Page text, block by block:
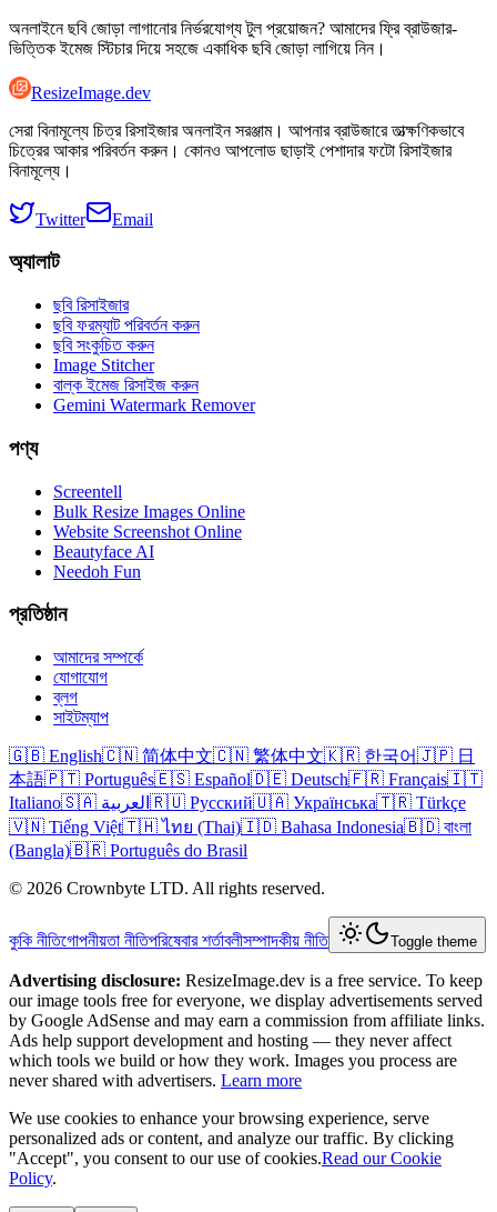
অনলাইনে ছবি জোড়া লাগানোর নির্ভরযোগ্য টুল প্রয়োজন? আমাদের ফ্রি ব্রাউজার-
ভিত্তিক ইমেজ স্টিচার দিয়ে সহজে একাধিক ছবি জোড়া লাগিয়ে নিন।
ResizeImage.dev
সেরা বিনামূল্যে চিত্র রিসাইজার অনলাইন সরঞ্জাম। আপনার ব্রাউজারে তাত্ক্ষণিকভাবে
চিত্রের আকার পরিবর্তন করুন। কোনও আপলোড ছাড়াই পেশাদার ফটো রিসাইজার
বিনামূল্যে।
Twitter Email
অ্যালাট
ছবি রিসাইজার
ছবি ফরম্যাট পরিবর্তন করুন
ছবি সংকুচিত করুন
Image Stitcher
বাল্ক ইমেজ রিসাইজ করুন
Gemini Watermark Remover
পণ্য
Screentell
Bulk Resize Images Online
Website Screenshot Online
Beautyface AI
Needoh Fun
প্রতিষ্ঠান
আমাদের সম্পর্কে
যোগাযোগ
ব্লগ
সাইটম্যাপ
🇬🇧 English🇨🇳 简体中文🇨🇳 繁体中文🇰🇷 한국어🇯🇵 日
本語🇵🇹 Português🇪🇸 Español🇩🇪 Deutsch🇫🇷 Français🇮🇹
Italiano
🇸🇦 العربية 🇷🇺 Русский🇺🇦 Українська🇹🇷 Türkçe
🇻🇳 Tiếng Việt🇹🇭 ไทย (Thai)🇮🇩 Bahasa Indonesia🇧🇩 বাংলা
(Bangla)🇧🇷 Português do Brasil
© 2026 Crownbyte LTD. All rights reserved.
কুকি নীতিগোপনীয়তা নীতিপরিষেবার শর্তাবলীসম্পাদকীয় নীতি Toggle theme
Advertising disclosure: ResizeImage.dev is a free service. To keep
our image tools free for everyone, we display advertisements served
by Google AdSense and may earn a commission from affiliate links.
Ads help support development and hosting — they never affect
which tools we build or how they work. Images you process are
never shared with advertisers. Learn more
We use cookies to enhance your browsing experience, serve
personalized ads or content, and analyze our traffic. By clicking
"Accept", you consent to our use of cookies.Read our Cookie
Policy.